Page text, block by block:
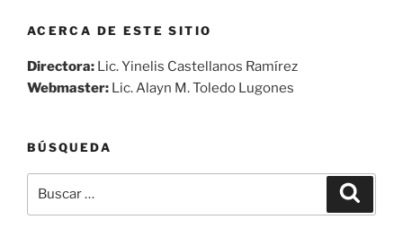
ACERCA DE ESTE SITIO
Directora: Lic. Yinelis Castellanos Ramírez
Webmaster: Lic. Alayn M. Toledo Lugones
BÚSQUEDA
por: